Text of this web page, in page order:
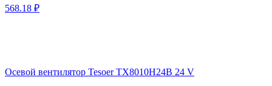
568.18 ₽
Осевой вентилятор Tesoer TX8010H24B 24 V